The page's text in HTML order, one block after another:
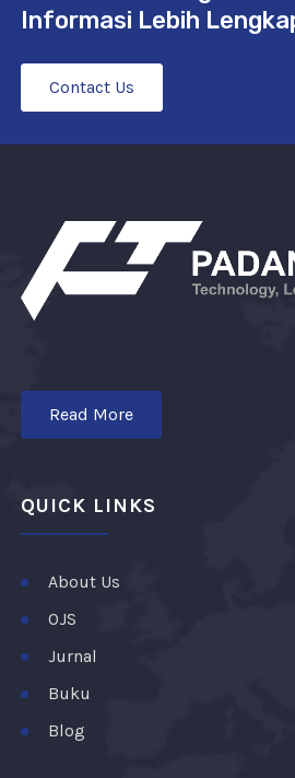
Informasi Lebih
Contact Us
Read More
QUICK LINKS
About Us
OJS
Jurnal
Buku
Blog